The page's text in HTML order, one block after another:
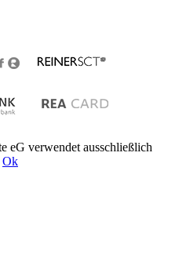
eG verwendet ausschließlich
Ok